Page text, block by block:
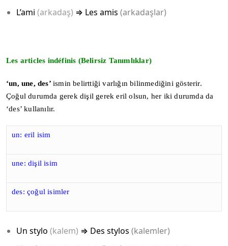
L’ami (arkadaş) ⇒ Les amis (arkadaşlar)
Les articles indéfinis (Belirsiz Tanımlıklar)
‘un, une, des’ ismin belirttiği varlığın bilinmediğini gösterir.
Çoğul durumda gerek dişil gerek eril olsun, her iki durumda da
‘des’ kullanılır.
un: eril isim
une: dişil isim
des: çoğul isimler
Un stylo (kalem) ⇒ Des stylos (kalemler)